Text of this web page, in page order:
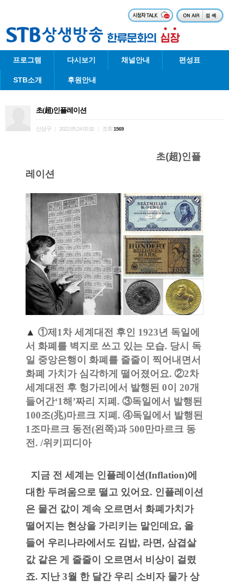
프로그램 다시보기 채널안내 편성표
STB소개 후원안내
초(超)인플레이션
신상구 2022.05.24 02:32 조회 1569
초(超)인플
레이션
▲ ①제1차 세계대전 후인 1923년 독일에
서 화폐를 벽지로 쓰고 있는 모습. 당시 독
일 중앙은행이 화폐를 줄줄이 찍어내면서
화폐 가치가 심각하게 떨어졌어요. ②2차
세계대전 후 헝가리에서 발행된 0이 20개
들어간‘1해’짜리 지폐. ③독일에서 발행된
100조(兆)마르크 지폐. ④독일에서 발행된
1조마르크 동전(왼쪽)과 500만마르크 동
전. /위키피디아
대한 두려움으로 떨고 있어요. 인플레이션
은 물건 값이 계속 오르면서 화폐가치가
떨어지는 현상을 가리키는 말인데요, 올
들어 우리나라에서도 김밥, 라면, 삼겹살
값 같은 게 줄줄이 오르면서 비상이 걸렸
죠. 지난 3월 한 달간 우리 소비자 물가 상